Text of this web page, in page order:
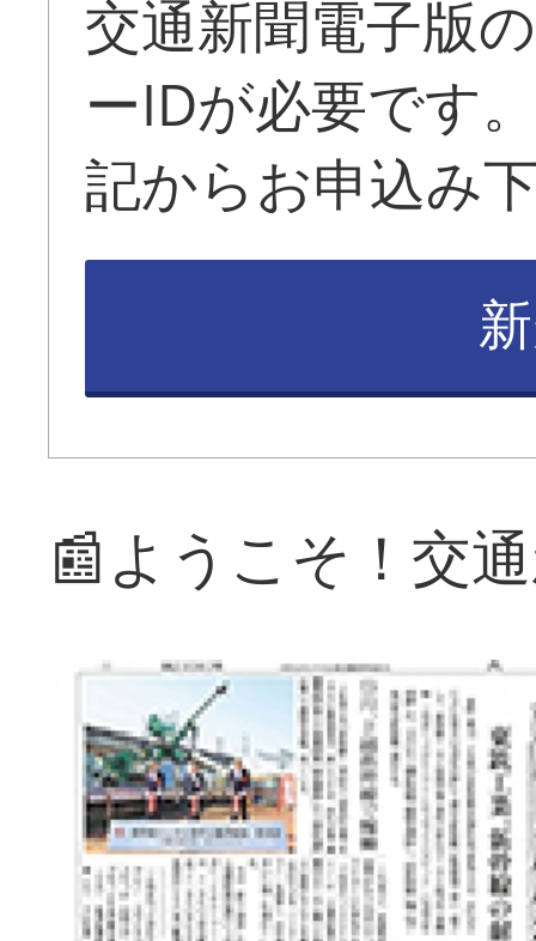
交通新聞電子版
ーIDが必要です
記からお申込み
📰ようこそ！交